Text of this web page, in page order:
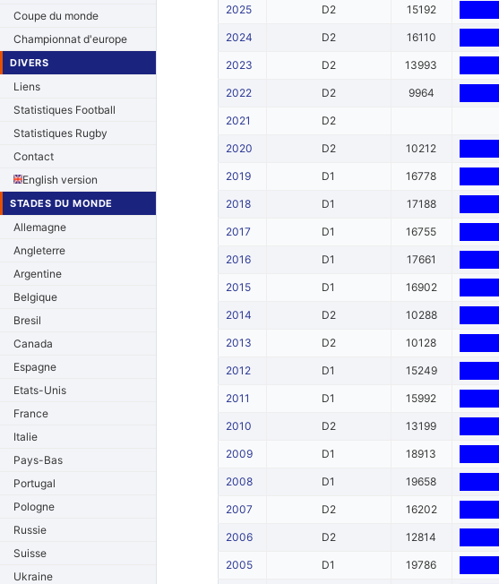
Coupe du monde
Championnat d'europe
DIVERS
Liens
Statistiques Football
Statistiques Rugby
Contact
English version
STADES DU MONDE
Allemagne
Angleterre
Argentine
Belgique
Bresil
Canada
Espagne
Etats-Unis
France
Italie
Pays-Bas
Portugal
Pologne
Russie
Suisse
Ukraine
2025 D2 15192
2024 D2 16110
2023 D2 13993
2022 D2 9964
2021 D2
2020 D2 10212
2019 D1 16778
2018 D1 17188
2017 D1 16755
2016 D1 17661
2015 D1 16902
2014 D2 10288
2013 D2 10128
2012 D1 15249
2011 D1 15992
2010 D2 13199
2009 D1 18913
2008 D1 19658
2007 D2 16202
2006 D2 12814
2005 D1 19786